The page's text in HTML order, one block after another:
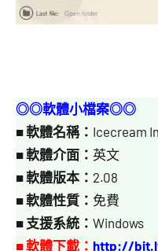
◎◎軟體小檔案◎◎
■軟體名稱： Icecream
■軟體介面： 英文
■軟體版本： 2.08
■軟體性質： 免費
■ 支援系統： Windows
■ 軟體下載： http://